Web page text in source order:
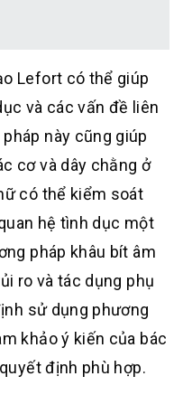
Lefort có thể giúp
và các vấn đề liên
này cũng giúp
cơ và dây chằng ở
có thể kiểm soát
hệ tình dục một
pháp khâu bít âm
ro và tác dụng phụ
sử dụng phương
khảo ý kiến của bác
định phù hợp.